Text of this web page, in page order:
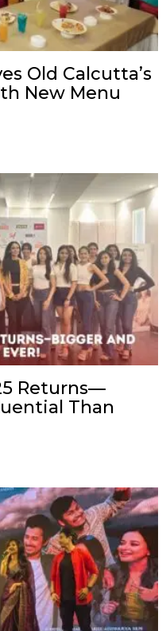
Old Calcutta’s
New Menu
Returns—
Than